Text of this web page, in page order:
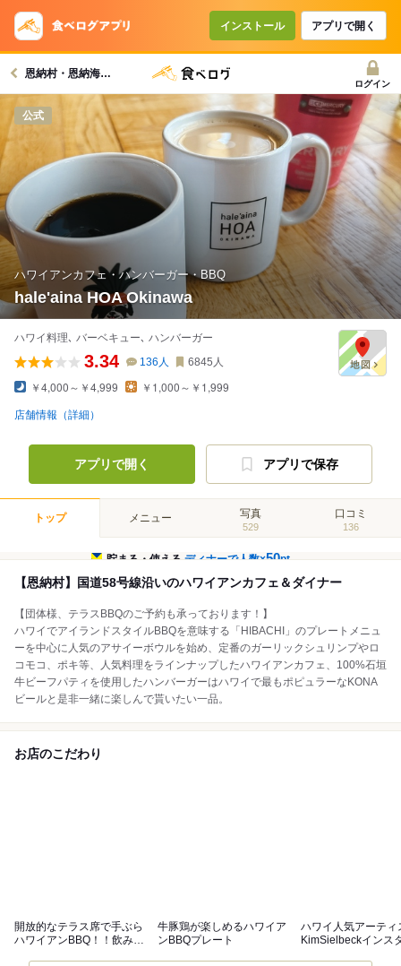
インストール アプリで開く
恩納村・恩納海岸グルメへ
ログイン
公式
ハワイアンカフェ・ハンバーガー・BBQ
hale'aina HOA Okinawa
ハワイ料理､ バーベキュー､ ハンバーガー
3.34 136 人 6845 人
￥4,000～￥4,999 ￥1,000～￥1,999
店舗情報（詳細）
アプリで開く アプリで保存
トップ メニュー 写真
529
口コミ
136
貯まる・使えるディナーで人数×50pt
【恩納村】国道58号線沿いのハワイアンカフェ＆ダイナー
【団体様、テラスBBQのご予約も承っております！】
ハワイでアイランドスタイルBBQを意味する「HIBACHI」のプレートメニュ
ーを中心に人気のアサイーボウルを始め、定番のガーリックシュリンプやロ
コモコ、ポキ等、人気料理をラインナップしたハワイアンカフェ、100%石垣
牛ビーフパティを使用したハンバーガーはハワイで最もポピュラーなKONA
ビールと是非一緒に楽しんで貰いたい一品。
お店のこだわり
開放的なテラス席で手ぶら
ハワイアンBBQ！！飲み放
牛豚鶏が楽しめるハワイア
ンBBQプレート
ハワイ人気アーティ
KimSielbeckインス